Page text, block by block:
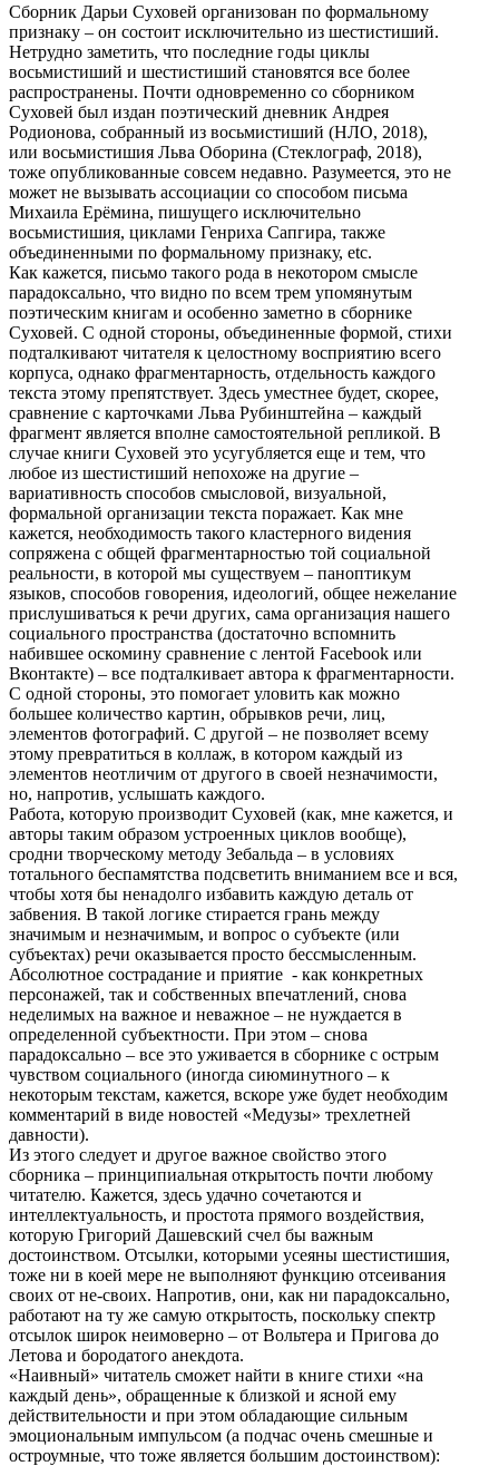
Сборник Дарьи Суховей организован по формальному
признаку – он состоит исключительно из шестистиший.
Нетрудно заметить, что последние годы циклы
восьмистиший и шестистиший становятся все более
распространены. Почти одновременно со сборником
Суховей был издан поэтический дневник Андрея
Родионова, собранный из восьмистиший (НЛО, 2018),
или восьмистишия Льва Оборина (Стеклограф, 2018),
тоже опубликованные совсем недавно. Разумеется, это не
может не вызывать ассоциации со способом письма
Михаила Ерёмина, пишущего исключительно
восьмистишия, циклами Генриха Сапгира, также
объединенными по формальному признаку, etc.
Как кажется, письмо такого рода в некотором смысле
парадоксально, что видно по всем трем упомянутым
поэтическим книгам и особенно заметно в сборнике
Суховей. С одной стороны, объединенные формой, стихи
подталкивают читателя к целостному восприятию всего
корпуса, однако фрагментарность, отдельность каждого
текста этому препятствует. Здесь уместнее будет, скорее,
сравнение с карточками Льва Рубинштейна – каждый
фрагмент является вполне самостоятельной репликой. В
случае книги Суховей это усугубляется еще и тем, что
любое из шестистиший непохоже на другие –
вариативность способов смысловой, визуальной,
формальной организации текста поражает. Как мне
кажется, необходимость такого кластерного видения
сопряжена с общей фрагментарностью той социальной
реальности, в которой мы существуем – паноптикум
языков, способов говорения, идеологий, общее нежелание
прислушиваться к речи других, сама организация нашего
социального пространства (достаточно вспомнить
набившее оскомину сравнение с лентой Facebook или
Вконтакте) – все подталкивает автора к фрагментарности.
С одной стороны, это помогает уловить как можно
большее количество картин, обрывков речи, лиц,
элементов фотографий. С другой – не позволяет всему
этому превратиться в коллаж, в котором каждый из
элементов неотличим от другого в своей незначимости,
но, напротив, услышать каждого.
Работа, которую производит Суховей (как, мне кажется, и
авторы таким образом устроенных циклов вообще),
сродни творческому методу Зебальда – в условиях
тотального беспамятства подсветить вниманием все и вся,
чтобы хотя бы ненадолго избавить каждую деталь от
забвения. В такой логике стирается грань между
значимым и незначимым, и вопрос о субъекте (или
субъектах) речи оказывается просто бессмысленным.
Абсолютное сострадание и приятие - как конкретных
персонажей, так и собственных впечатлений, снова
неделимых на важное и неважное – не нуждается в
определенной субъектности. При этом – снова
парадоксально – все это уживается в сборнике с острым
чувством социального (иногда сиюминутного – к
некоторым текстам, кажется, вскоре уже будет необходим
комментарий в виде новостей «Медузы» трехлетней
давности).
Из этого следует и другое важное свойство этого
сборника – принципиальная открытость почти любому
читателю. Кажется, здесь удачно сочетаются и
интеллектуальность, и простота прямого воздействия,
которую Григорий Дашевский счел бы важным
достоинством. Отсылки, которыми усеяны шестистишия,
тоже ни в коей мере не выполняют функцию отсеивания
своих от не-своих. Напротив, они, как ни парадоксально,
работают на ту же самую открытость, поскольку спектр
отсылок широк неимоверно – от Вольтера и Пригова до
Летова и бородатого анекдота.
«Наивный» читатель сможет найти в книге стихи «на
каждый день», обращенные к близкой и ясной ему
действительности и при этом обладающие сильным
эмоциональным импульсом (а подчас очень смешные и
остроумные, что тоже является большим достоинством):